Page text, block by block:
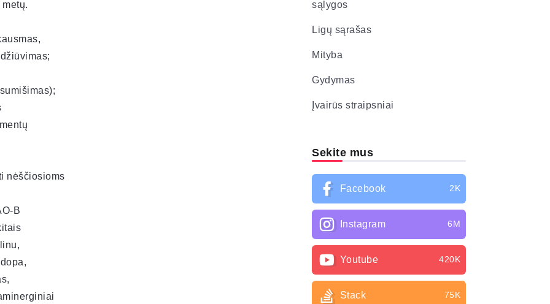
nėščiosioms
B
sąlygos
Ligų sąrašas
Mityba
Gydymas
Įvairūs straipsniai
Sekite mus
Facebook 2K
Instagram 6M
Youtube 420K
Stack 75K